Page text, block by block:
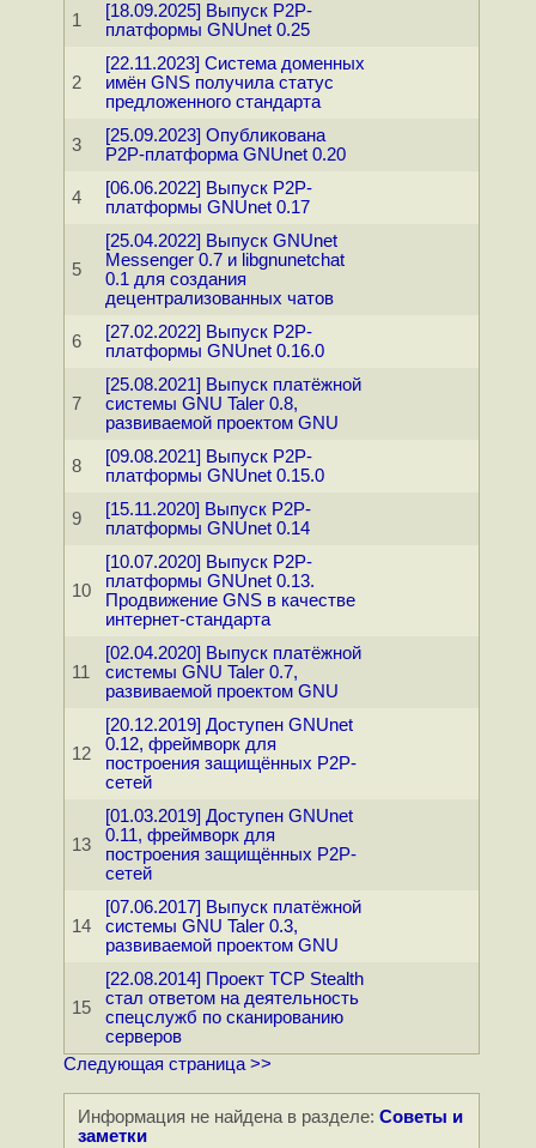
1
[18.09.2025] Выпуск P2P-
платформы GNUnet 0.25
2
[22.11.2023] Cистема доменных
имён GNS получила статус
предложенного стандарта
3
[25.09.2023] Опубликована
P2P-платформа GNUnet 0.20
4
[06.06.2022] Выпуск P2P-
платформы GNUnet 0.17
5
[25.04.2022] Выпуск GNUnet
Messenger 0.7 и libgnunetchat
0.1 для создания
децентрализованных чатов
6
[27.02.2022] Выпуск P2P-
платформы GNUnet 0.16.0
7
[25.08.2021] Выпуск платёжной
системы GNU Taler 0.8,
развиваемой проектом GNU
8
[09.08.2021] Выпуск P2P-
платформы GNUnet 0.15.0
9
[15.11.2020] Выпуск P2P-
платформы GNUnet 0.14
10
[10.07.2020] Выпуск P2P-
платформы GNUnet 0.13.
Продвижение GNS в качестве
интернет-стандарта
11
[02.04.2020] Выпуск платёжной
системы GNU Taler 0.7,
развиваемой проектом GNU
12
[20.12.2019] Доступен GNUnet
0.12, фреймворк для
построения защищённых P2P-
сетей
13
[01.03.2019] Доступен GNUnet
0.11, фреймворк для
построения защищённых P2P-
сетей
14
[07.06.2017] Выпуск платёжной
системы GNU Taler 0.3,
развиваемой проектом GNU
15
[22.08.2014] Проект TCP Stealth
стал ответом на деятельность
спецслужб по сканированию
серверов
Следующая страница >>
Информация не найдена в разделе: Советы и
заметки